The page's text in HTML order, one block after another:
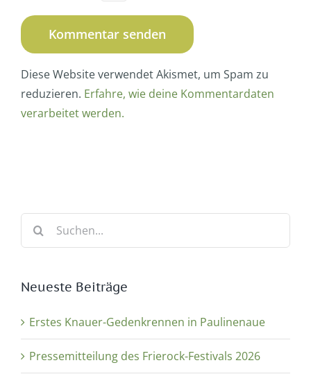
Diese Website verwendet Akismet, um Spam zu
reduzieren. Erfahre, wie deine Kommentardaten
verarbeitet werden.
Suche
Neueste Beiträge
Erstes Knauer-Gedenkrennen in Paulinenaue
Pressemitteilung des Frierock-Festivals 2026